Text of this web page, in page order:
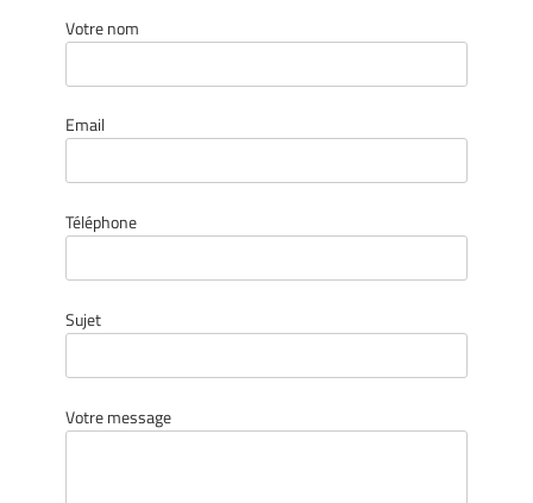
Votre nom
Email
Téléphone
Sujet
Votre message